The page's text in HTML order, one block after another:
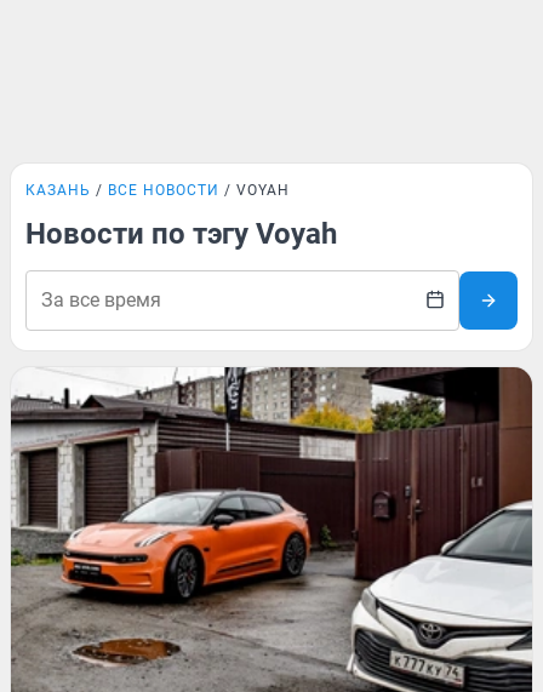
КАЗАНЬ ВСЕ НОВОСТИ VOYAH
Новости по тэгу Voyah